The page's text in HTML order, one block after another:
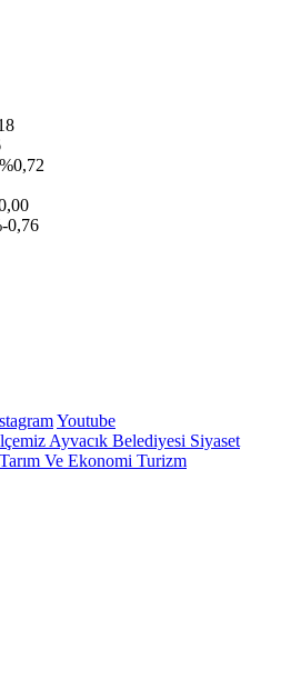
%0,72
0,76
Youtube
Ayvacık Belediyesi Siyaset
Ve Ekonomi Turizm